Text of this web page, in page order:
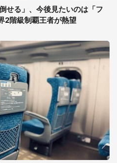
せる」、今後見たいのは「フ
2階級制覇王者が熱望